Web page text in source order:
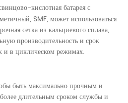
кислотная батарея с
SMF, может использоваться
сетка из кальциевого сплава,
производительность и срок
и в циклическом режимах.
быть максимально прочным и
длительным сроком службы и